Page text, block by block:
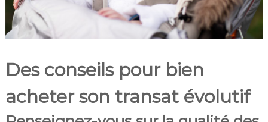
Des conseils pour bien
acheter son transat évolutif